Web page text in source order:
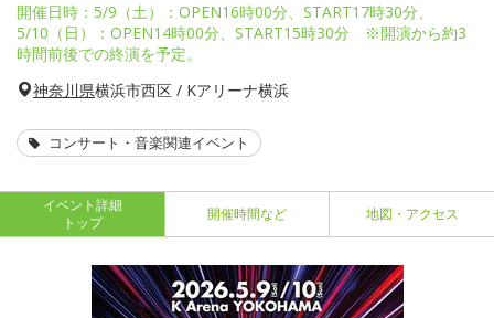
開催日時：5/9（土）：OPEN16時00分、START17時30分、
5/10（日）：OPEN14時00分、START15時30分 ※開演から約3
時間前後での終演を予定。
神奈川県横浜市西区 / Kアリーナ横浜
コンサート・音楽関連イベント
イベント詳細
トップ
開催時間など 地図・アクセス